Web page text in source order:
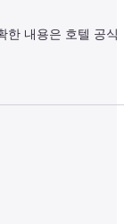
한 내용은 호텔 공식